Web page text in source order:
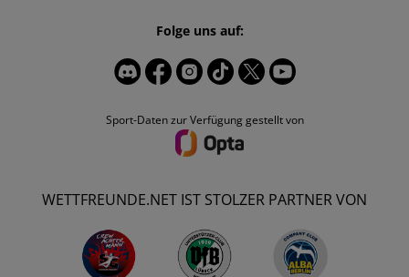
Sport-Daten zur Verfügung gestellt von
Folge uns auf:
WETTFREUNDE.NET IST STOLZER PARTNER VON